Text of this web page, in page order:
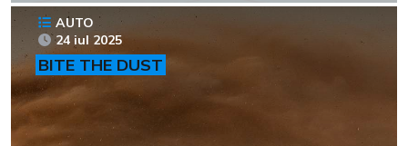
AUTO
24 iul 2025
BITE THE DUST